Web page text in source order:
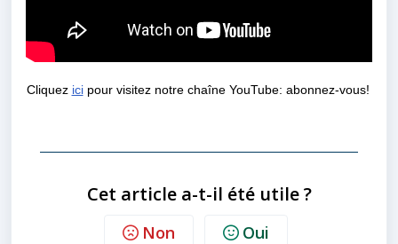
Cliquez ici pour visitez notre chaîne YouTube: abonnez-vous!
Cet article a-t-il été utile ?
Non Oui